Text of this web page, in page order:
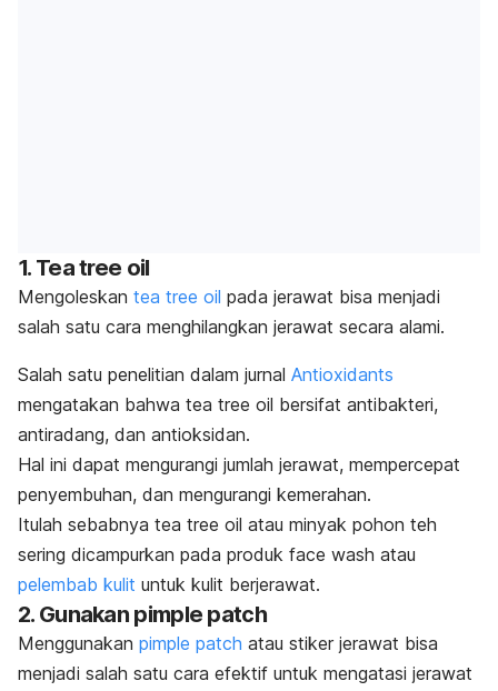
1. Tea tree oil
Mengoleskan tea tree oil pada jerawat bisa menjadi
salah satu cara menghilangkan jerawat secara alami.
Salah satu penelitian dalam jurnal Antioxidants
mengatakan bahwa tea tree oil bersifat antibakteri,
antiradang, dan antioksidan.
Hal ini dapat mengurangi jumlah jerawat, mempercepat
penyembuhan, dan mengurangi kemerahan.
Itulah sebabnya tea tree oil atau minyak pohon teh
sering dicampurkan pada produk face wash atau
pelembab kulit untuk kulit berjerawat.
2. Gunakan pimple patch
Menggunakan pimple patch atau stiker jerawat bisa
menjadi salah satu cara efektif untuk mengatasi jerawat